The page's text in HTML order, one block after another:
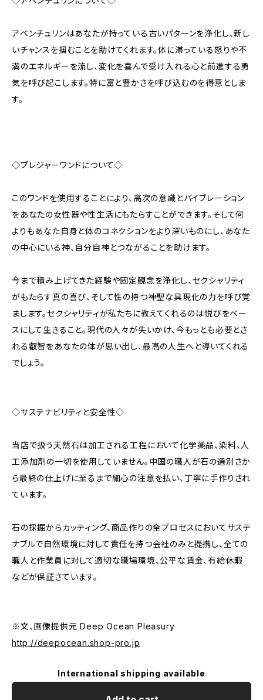
アベンチュリンはあなたが持っている古いパターンを浄化し、新し
いチャンスを掴むことを助けてくれます。体に滞っている怒りや不
満のエネルギーを流し、変化を喜んで受け入れる心と前進する勇
気を呼び起こします。特に富と豊かさを呼び込むのを得意としま
す。
◇プレジャーワンドについて◇
このワンドを使用することにより、高次の意識とバイブレーション
をあなたの女性器や性生活にもたらすことができます。そして何
よりもあなた自身と体のコネクションをより深いものにし、あなた
の中心にいる神、自分自神とつながることを助けます。
今まで積み上げてきた経験や固定観念を浄化し、セクシャリティ
がもたらす真の喜び、そして性の持つ神聖な具現化の力を呼び覚
まします。セクシャリティが私たちに教えてくれるのは悦びをベー
スにして生きること。現代の人々が失いかけ、今もっとも必要とさ
れる叡智をあなたの体が思い出し、最高の人生へと導いてくれる
でしょう。
◇サステナビリティと安全性◇
当店で扱う天然石は加工される工程において化学薬品、染料、人
工添加剤の一切を使用していません。中国の職人が石の選別さか
ら最終の仕上げに至るまで細心の注意を払い、丁寧に手作りされ
ています。
石の採掘からカッティング、商品作りの全プロセスにおいてサステ
ナブルで自然環境に対して責任を持つ会社のみと提携し、全ての
職人と作業員に対して適切な職場環境、公平な賃金、有給休暇
などが保証さています。
※文、画像提供元 Deep Ocean Pleasury
http://deepocean.shop-pro.jp
International shipping available